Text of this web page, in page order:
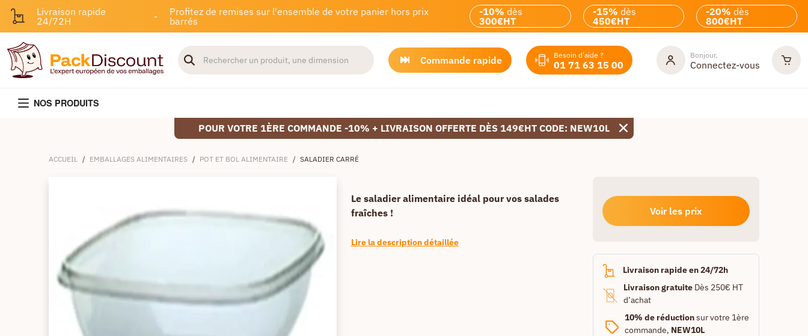
Livraison rapide
24/72H
-
Profitez de remises sur l'ensemble de votre panier hors prix
barrés
-10% dès
300€HT
-15% dès
450€HT
-20% dès
800€HT
Commande rapide Besoin d'aide ?
01 71 63 15 00
Bonjour,
Connectez-vous
NOS PRODUITS
POUR VOTRE 1ÈRE COMMANDE -10% + LIVRAISON OFFERTE DÈS 149€HT CODE: NEW10L
ACCUEIL / EMBALLAGES ALIMENTAIRES / POT ET BOL ALIMENTAIRE / SALADIER CARRÉ
Le saladier alimentaire idéal pour vos salades
fraîches !
Lire la description détaillée
Voir les prix
Livraison rapide en 24/72h
Livraison gratuiteDès 250€ HT
d’achat
10% de réductionsur votre 1ère
commande, NEW10L